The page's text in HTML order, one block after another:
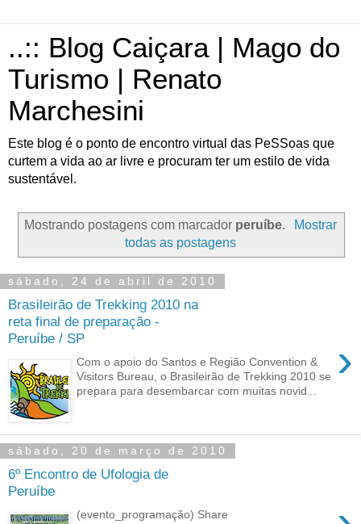
..:: Blog Caiçara | Mago do
Turismo | Renato
Marchesini
Este blog é o ponto de encontro virtual das PeSSoas que
curtem a vida ao ar livre e procuram ter um estilo de vida
sustentável.
Mostrando postagens com marcador peruíbe.
Mostrar
todas as postagens
sábado, 24 de abril de 2010
Brasileirão de Trekking 2010 na
reta final de preparação -
Peruíbe / SP
›
Com o apoio do Santos e Região Convention &
Visitors Bureau, o Brasileirão de Trekking 2010 se
prepara para desembarcar com muitas novid...
sábado, 20 de março de 2010
6º Encontro de Ufologia de
Peruíbe
(evento_programação) Share